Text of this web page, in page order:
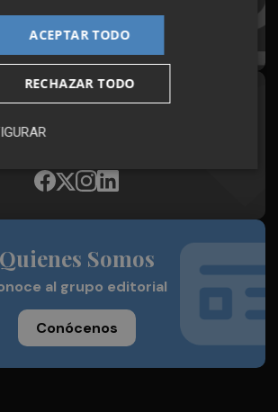
¡Quiero suscribirme!
en redes
desde cualquier medio
Quienes Somos
al grupo editorial
Conócenos
ACEPTAR TODO
RECHAZAR TODO